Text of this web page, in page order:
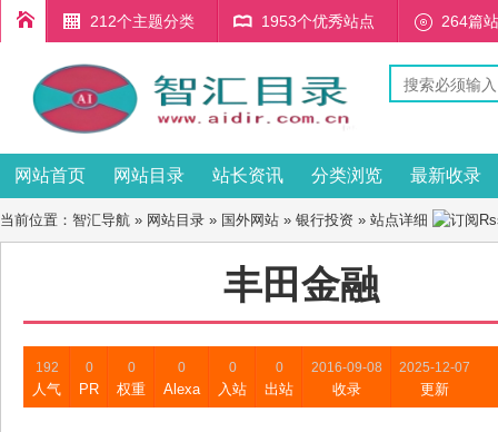
212个主题分类 1953个优秀站点 264篇
网站首页 网站目录 站长资讯 分类浏览 最新收录
当前位置： 智汇导航 » 网站目录 » 国外网站 » 银行投资 » 站点详细
丰田金融
192
人气
0
PR
0
权重
0
Alexa
0
入站
0
出站
2016-09-08
收录
2025-12-07
更新